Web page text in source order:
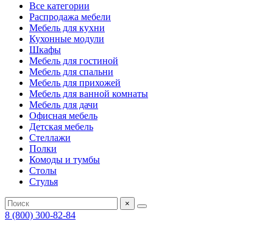
Все категории
Распродажа мебели
Мебель для кухни
Кухонные модули
Шкафы
Мебель для гостиной
Мебель для спальни
Мебель для прихожей
Мебель для ванной комнаты
Мебель для дачи
Офисная мебель
Детская мебель
Стеллажи
Полки
Комоды и тумбы
Столы
Стулья
×
8 (800) 300-82-84